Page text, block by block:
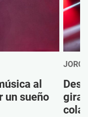
al
un sueño
gira